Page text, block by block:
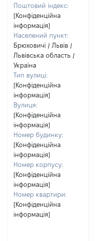
Поштовий індекс:
[Конфіденційна
інформація]
Населений пункт:
Брюховичі / Львів /
Львівська область /
Україна
Тип вулиці:
[Конфіденційна
інформація]
Вулиця:
[Конфіденційна
інформація]
Номер будинку:
[Конфіденційна
інформація]
Номер корпусу:
[Конфіденційна
інформація]
Номер квартири:
[Конфіденційна
інформація]